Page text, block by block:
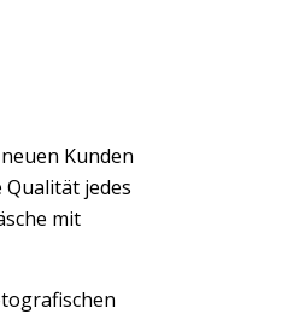
Kunden
jedes
mit